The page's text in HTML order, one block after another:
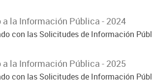
la Información Pública - 2024
con las Solicitudes de Información
la Información Pública - 2025
con las Solicitudes de Información